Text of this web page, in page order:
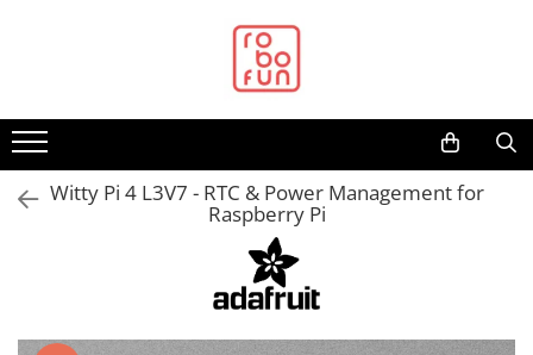
Arduino Original
Arduino Compatibil
Raspberry PI
Witty Pi 4 L3V7 - RTC & Power Management for
Raspberry Pi